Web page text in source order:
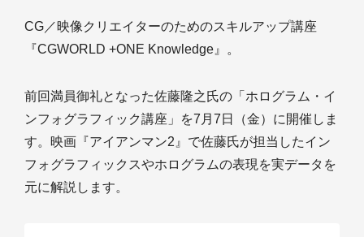
CG／映像クリエイターのためのスキルアップ講座
『CGWORLD +ONE Knowledge』。
前回満員御礼となった佐藤隆之氏の「ホログラム・イ
ンフォグラフィック講座」を7月7日（金）に開催しま
す。映画『アイアンマン2』で佐藤氏が担当したイン
フォグラフィックスやホログラムの表現を実データを
元に解説します。